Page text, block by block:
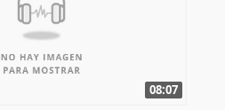
08:07